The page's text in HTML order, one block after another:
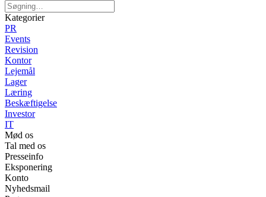
Kategorier
PR
Events
Revision
Kontor
Lejemål
Lager
Læring
Beskæftigelse
Investor
IT
Mød os
Tal med os
Presseinfo
Eksponering
Konto
Nyhedsmail